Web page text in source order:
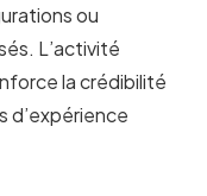
ou
L’activité
la crédibilité
d’expérience